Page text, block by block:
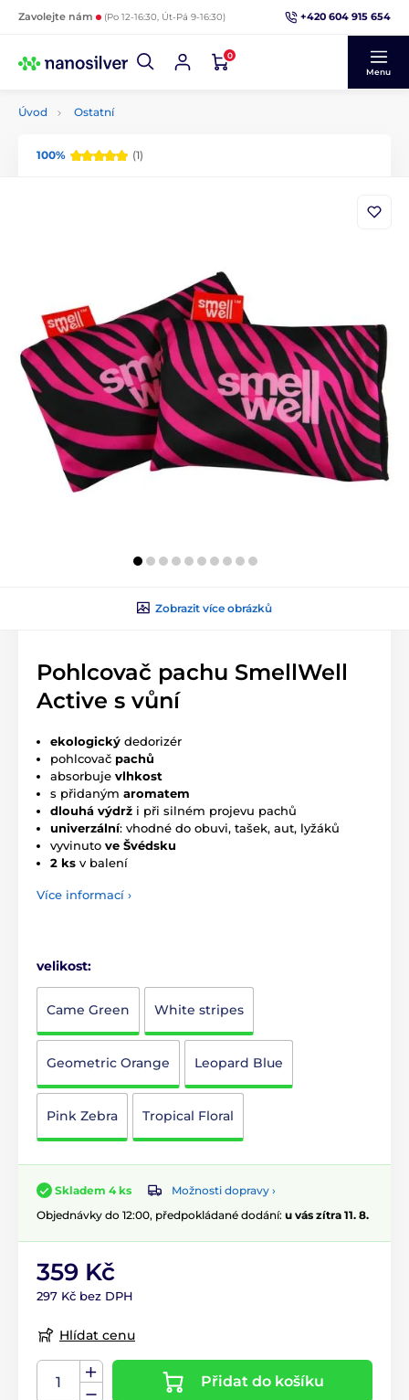
Zavolejte nám (Po 12-16:30, Út-Pá 9-16:30) +420 604 915 654
0
Menu
Úvod Ostatní
100% (1)
Zobrazit více obrázků
Pohlcovač pachu SmellWell
Active s vůní
ekologický dedorizér
pohlcovač pachů
absorbuje vlhkost
s přidaným aromatem
dlouhá výdrž i při silném projevu pachů
univerzální: vhodné do obuvi, tašek, aut, lyžáků
vyvinuto ve Švédsku
2 ks v balení
Více informací ›
velikost:
Came Green White stripes
Geometric Orange Leopard Blue
Pink Zebra Tropical Floral
Skladem 4 ks
Možnosti dopravy ›
Objednávky do 12:00, předpokládané dodání: u vás zítra 11. 8.
359 Kč
297 Kč bez DPH
Hlídat cenu
Přidat do košíku